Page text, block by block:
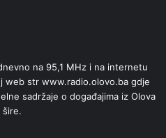
na 95,1 MHz i na internetu
web str www.radio.olovo.ba gdje
sadržaje o događajima iz Olova
šire.